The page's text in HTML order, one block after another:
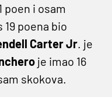
poen i osam
19 poena bio
Carter Jr. je
je imao 16
skokova.